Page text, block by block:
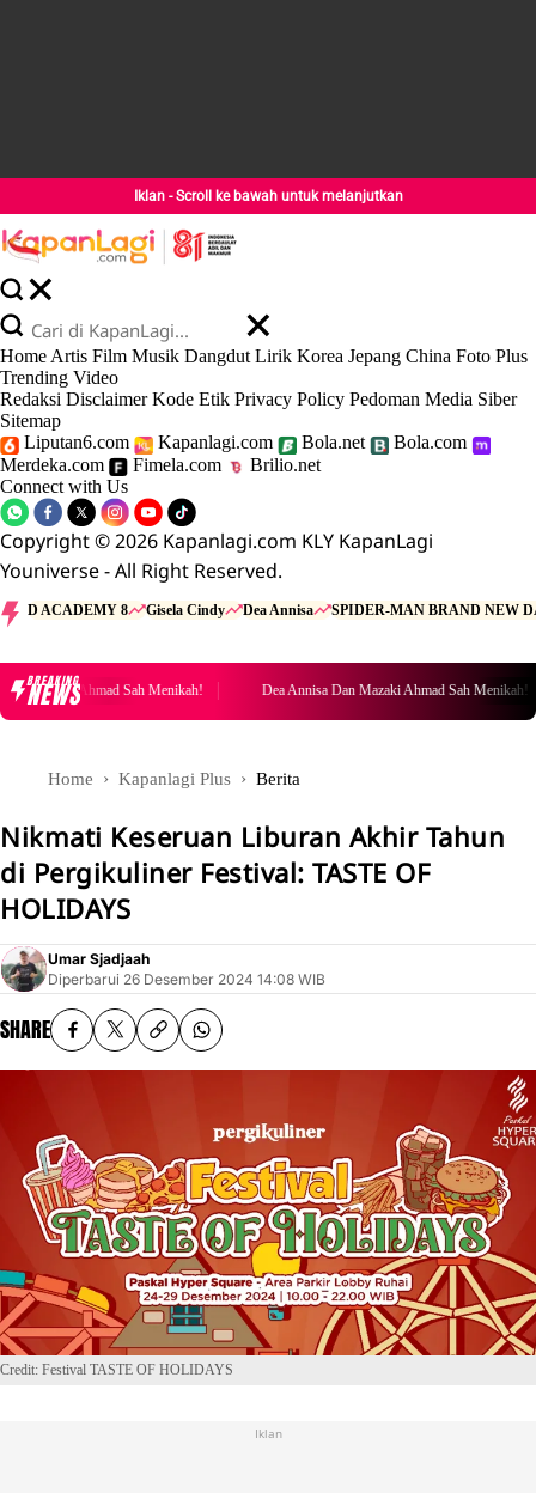
Iklan - Scroll ke bawah untuk melanjutkan
Home Artis Film Musik Dangdut Lirik Korea Jepang China Foto Plus
Trending Video
Redaksi Disclaimer Kode Etik Privacy Policy Pedoman Media Siber
Sitemap
Liputan6.com
Kapanlagi.com Bola.net
Bola.com
Merdeka.com
Fimela.com
Brilio.net
Connect with Us
Copyright © 2026 Kapanlagi.com KLY KapanLagi
Youniverse - All Right Reserved.
D ACADEMY 8 Gisela Cindy Dea Annisa SPIDER-MAN BRAND NEW
BREAKING
NEWS
Mazaki Ahmad Sah Menikah! Dea Annisa Dan Mazaki Ahmad Sah Menikah!
Home Kapanlagi Plus Berita
Nikmati Keseruan Liburan Akhir Tahun
di Pergikuliner Festival: TASTE OF
HOLIDAYS
Umar Sjadjaah
Diperbarui 26 Desember 2024 14:08 WIB
SHARE
Credit: Festival TASTE OF HOLIDAYS
Iklan